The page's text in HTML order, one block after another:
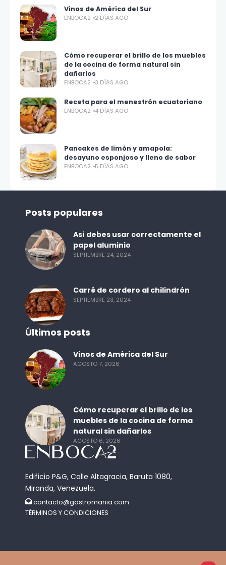
Vinos de América del Sur
ENBOCA2 2 DÍAS AGO
Cómo recuperar el brillo de los muebles
de la cocina de forma natural sin
dañarlos
ENBOCA2 3 DÍAS AGO
Receta para el menestrón ecuatoriano
ENBOCA2 4 DÍAS AGO
Pancakes de limón y amapola:
desayuno esponjoso y lleno de sabor
ENBOCA2 5 DÍAS AGO
Edificio P&G, Calle Altagracia, Baruta 1080,
Miranda, Venezuela.
contacto@gastromania.com
TÉRMINOS Y CONDICIONES
Posts populares
Así debes usar correctamente el
papel aluminio
SEPTIEMBRE 24, 2024
Carré de cordero al chilindrón
SEPTIEMBRE 23, 2024
Últimos posts
Vinos de América del Sur
AGOSTO 7, 2026
Cómo recuperar el brillo de los
muebles de la cocina de forma
natural sin dañarlos
AGOSTO 6, 2026